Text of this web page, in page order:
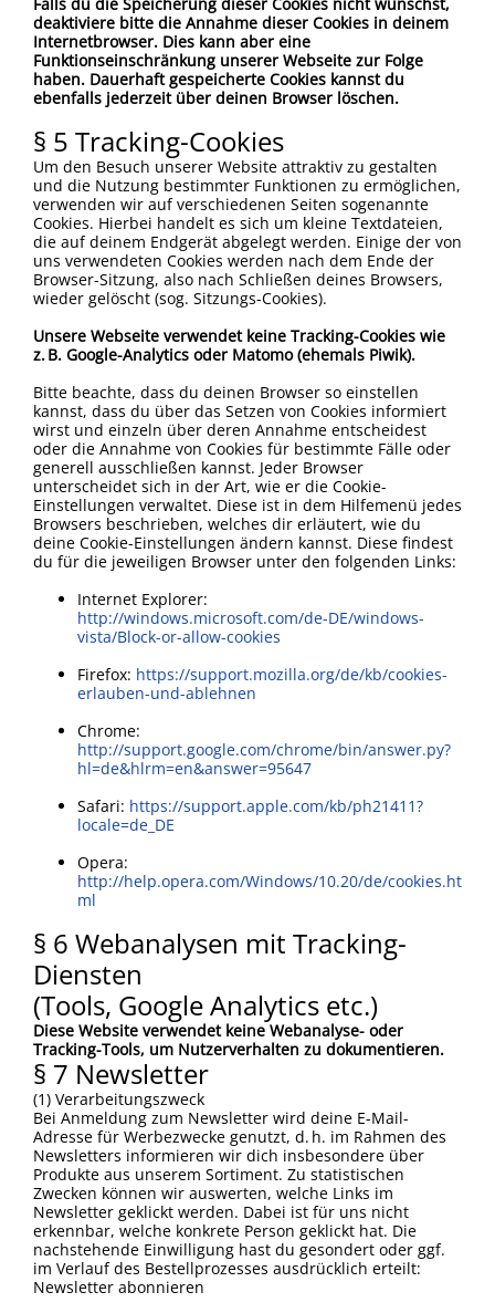
deaktiviere bitte die Annahme dieser Cookies in deinem
Internetbrowser. Dies kann aber eine
Funktionseinschränkung unserer Webseite zur Folge
haben. Dauerhaft gespeicherte Cookies kannst du
ebenfalls jederzeit über deinen Browser löschen.
§ 5 Tracking-Cookies
Um den Besuch unserer Website attraktiv zu gestalten
und die Nutzung bestimmter Funktionen zu ermöglichen,
verwenden wir auf verschiedenen Seiten sogenannte
Cookies. Hierbei handelt es sich um kleine Textdateien,
die auf deinem Endgerät abgelegt werden. Einige der von
uns verwendeten Cookies werden nach dem Ende der
Browser-Sitzung, also nach Schließen deines Browsers,
wieder gelöscht (sog. Sitzungs-Cookies).
Unsere Webseite verwendet keine Tracking-Cookies wie
z. B. Google-Analytics oder Matomo (ehemals Piwik).
Bitte beachte, dass du deinen Browser so einstellen
kannst, dass du über das Setzen von Cookies informiert
wirst und einzeln über deren Annahme entscheidest
oder die Annahme von Cookies für bestimmte Fälle oder
generell ausschließen kannst. Jeder Browser
unterscheidet sich in der Art, wie er die Cookie-
Einstellungen verwaltet. Diese ist in dem Hilfemenü jedes
Browsers beschrieben, welches dir erläutert, wie du
deine Cookie-Einstellungen ändern kannst. Diese findest
du für die jeweiligen Browser unter den folgenden Links:
Internet Explorer:
http://windows.microsoft.com/de-DE/windows-
vista/Block-or-allow-cookies
Firefox: https://support.mozilla.org/de/kb/cookies-
erlauben-und-ablehnen
Chrome:
http://support.google.com/chrome/bin/answer.py?
hl=de&hlrm=en&answer=95647
Safari: https://support.apple.com/kb/ph21411?
locale=de_DE
Opera:
http://help.opera.com/Windows/10.20/de/cookies.ht
ml
§ 6 Webanalysen mit Tracking-
Diensten
(Tools, Google Analytics etc.)
Diese Website verwendet keine Webanalyse- oder
Tracking-Tools, um Nutzerverhalten zu dokumentieren.
§ 7 Newsletter
(1) Verarbeitungszweck
Bei Anmeldung zum Newsletter wird deine E-Mail-
Adresse für Werbezwecke genutzt, d. h. im Rahmen des
Newsletters informieren wir dich insbesondere über
Produkte aus unserem Sortiment. Zu statistischen
Zwecken können wir auswerten, welche Links im
Newsletter geklickt werden. Dabei ist für uns nicht
erkennbar, welche konkrete Person geklickt hat. Die
nachstehende Einwilligung hast du gesondert oder ggf.
im Verlauf des Bestellprozesses ausdrücklich erteilt:
Newsletter abonnieren